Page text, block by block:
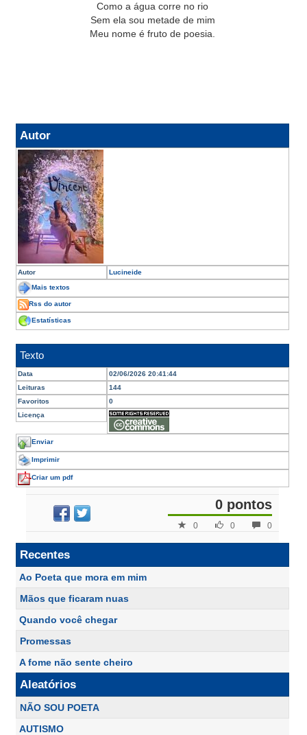
Como a água corre no rio
Sem ela sou metade de mim
Meu nome é fruto de poesia.
Autor
Autor Lucineide
Mais textos
Rss do autor
Estatísticas
Texto
Data
02/06/2026 20:41:44
Leituras
144
Favoritos
0
Licença
Enviar
Imprimir
Criar um pdf
0 pontos
0
0
0
Recentes
Ao Poeta que mora em mim
Mãos que ficaram nuas
Quando você chegar
Promessas
A fome não sente cheiro
Aleatórios
NÃO SOU POETA
AUTISMO